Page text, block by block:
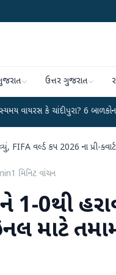
ઉત્તર ગુજરાત
6 બાળકોના મોતથી ફફડાટ
FIFA વર્લ્ડ કપ 2026 ના પ્રી-
1 મિનિટ વાંચન
1-0થી
માટે